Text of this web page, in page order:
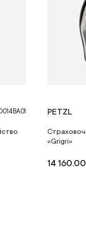
PETZL
«Grigri»
14